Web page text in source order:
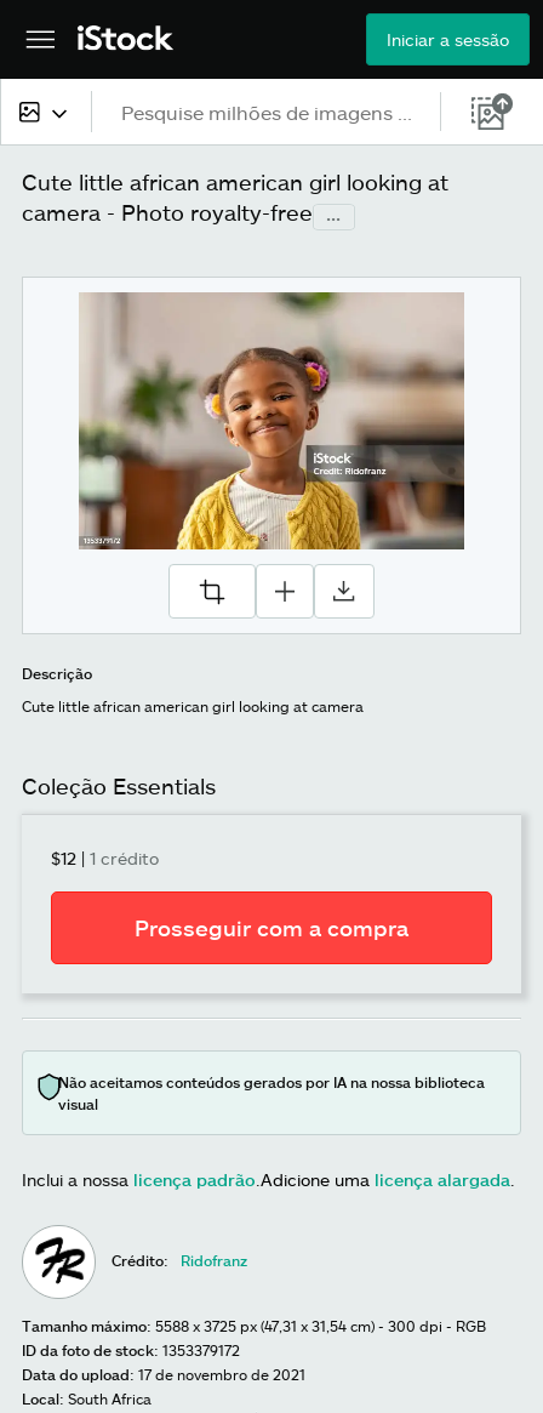
Iniciar a sessão
Todo o conteúdo
Imagens
Fotos
Vetores
Vídeos
Cute little african american girl looking at
camera - Photo royalty-free
...
Descrição
Cute little african american girl looking at camera
Coleção Essentials
$12 | 1 crédito
Prosseguir com a compra
Não aceitamos conteúdos gerados por IA na nossa biblioteca
visual
Inclui a nossa licença padrão Adicione uma licença alargada
Crédito: Ridofranz
Tamanho máximo: 5588 x 3725 px (47,31 x 31,54 cm) - 300 dpi - RGB
ID da foto de stock: 1353379172
Data do upload: 17 de novembro de 2021
Local: South Africa